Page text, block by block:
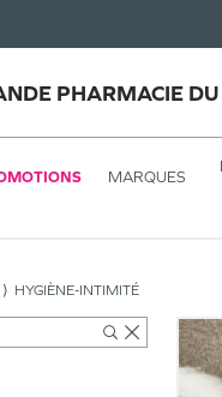
PHARMACIE
MARQUES
HYGIÈNE-INTIMITÉ